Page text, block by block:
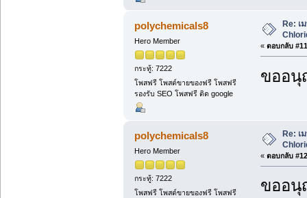
polychemicals8
Hero Member
กระทู้: 7222
โพสฟรี โพสต์ขายของฟรี โพสฟรี
รองรับ SEO โพสฟรี ติด google
Re: เ
« ตอบกลับ
ขออนุ
polychemicals8
Hero Member
กระทู้: 7222
โพสฟรี โพสต์ขายของฟรี โพสฟรี
Re: เ
« ตอบกลับ
ขออนุ